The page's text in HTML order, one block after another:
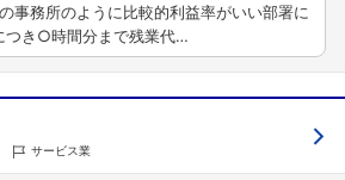
事務所のように比較的利益率がいい部署に
つき○時間分まで残業代…
サービス業